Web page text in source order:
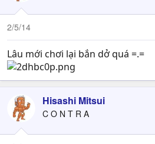
2/5/14
Lâu mới chơi lại bắn dở quá =.=
Hisashi Mitsui
C O N T R A